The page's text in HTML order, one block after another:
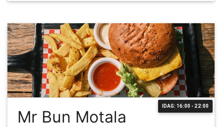
IDAG: 16:00 - 22:00
Mr Bun Motala